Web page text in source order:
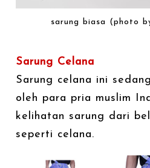
sarung biasa (photo
Sarung Celana
Sarung celana ini
oleh para pria muslim
kelihatan sarung dari
seperti celana.